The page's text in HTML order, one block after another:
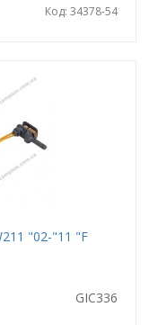
Код: 34378-54
"02-"11 "F
GIC336